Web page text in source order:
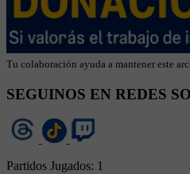
Tu colaboración ayuda a mantener este
SEGUINOS EN REDES
Partidos Jugados: 1